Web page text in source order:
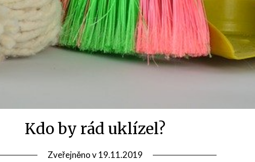
Kdo by rád uklízel?
Zveřejněno v19.11.2019